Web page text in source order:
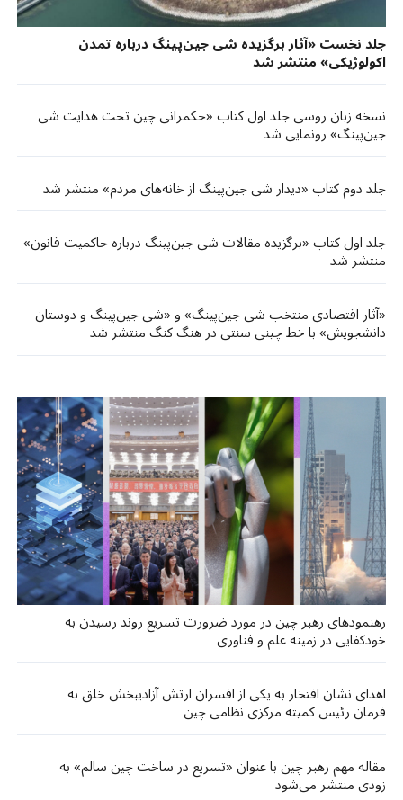
جلد نخست «آثار برگزیده شی جین‌پینگ درباره تمدن
اکولوژیکی» منتشر شد
نسخه زبان روسی جلد اول کتاب «حکمرانی چین تحت هدایت شی
جین‌پینگ» رونمایی شد
جلد دوم کتاب «دیدار شی جین‌پینگ از خانه‌های مردم» منتشر شد
جلد اول کتاب «برگزیده مقالات شی جین‌پینگ درباره حاکمیت قانون»
منتشر شد
«آثار اقتصادی منتخب شی جین‌پینگ» و «شی جین‌پینگ و دوستان
دانشجویش‌‌» با خط چینی سنتی در هنگ کنگ منتشر شد
رهنمودهای رهبر چین در مورد ضرورت تسریع روند رسیدن به
خودکفایی در زمینه علم و فناوری
اهدای نشان افتخار به یکی از افسران ارتش آزادیبخش خلق به
فرمان رئیس کمیته مرکزی نظامی چین
مقاله مهم رهبر چین با عنوان «تسریع در ساخت چین سالم» به
زودی منتشر می‌شود